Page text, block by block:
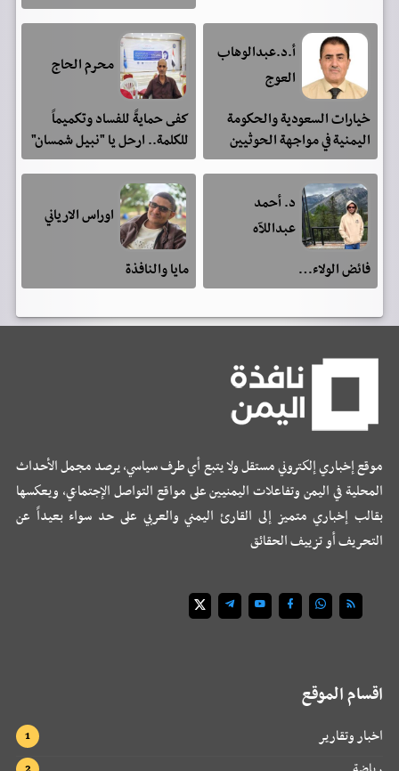
أ.د.عبدالوهاب
العوج
خيارات السعودية والحكومة
اليمنية في مواجهة الحوثيين
محرم الحاج
كفى حمايةً للفساد وتكميماً
للكلمة.. ارحل يا "نبيل شمسان"
د. أحمد
عبداللآه
فائض الولاء…
اوراس الارياني
مايا والنافذة
موقع إخباري إلكتروني مستقل ولا يتبع أي طرف سياسي، يرصد مجمل الأحداث
المحلية في اليمن وتفاعلات اليمنيين على مواقع التواصل الإجتماعي، ويعكسها
بقالب إخباري متميز إلى القارئ اليمني والعربي على حد سواء بعيداً عن
التحريف أو تزييف الحقائق
اقسام الموقع
اخبار وتقارير